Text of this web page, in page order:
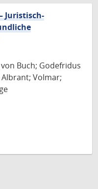
Juristisch-
Buch; Godefridus
Volmar;